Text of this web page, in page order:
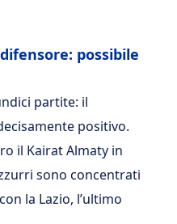
possibile
partite: il
positivo.
il Kairat Almaty in
sono concentrati
la Lazio, l’ultimo